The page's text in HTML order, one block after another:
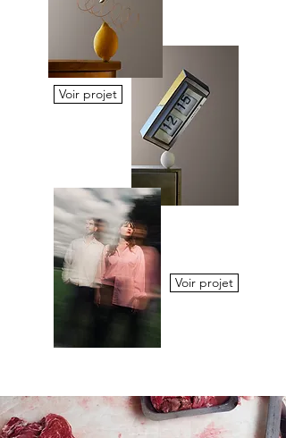
Voir projet
Voir projet